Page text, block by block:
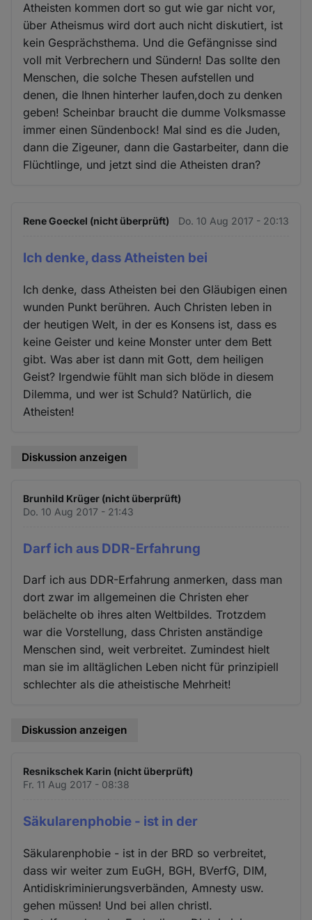
Atheisten kommen dort so gut wie gar nicht vor,
über Atheismus wird dort auch nicht diskutiert, ist
kein Gesprächsthema. Und die Gefängnisse sind
voll mit Verbrechern und Sündern! Das sollte den
Menschen, die solche Thesen aufstellen und
denen, die Ihnen hinterher laufen,doch zu denken
geben! Scheinbar braucht die dumme Volksmasse
immer einen Sündenbock! Mal sind es die Juden,
dann die Zigeuner, dann die Gastarbeiter, dann die
Flüchtlinge, und jetzt sind die Atheisten dran?
Rene Goeckel (nicht überprüft) Do. 10 Aug 2017 - 20:13
Ich denke, dass Atheisten bei
Ich denke, dass Atheisten bei den Gläubigen einen
wunden Punkt berühren. Auch Christen leben in
der heutigen Welt, in der es Konsens ist, dass es
keine Geister und keine Monster unter dem Bett
gibt. Was aber ist dann mit Gott, dem heiligen
Geist? Irgendwie fühlt man sich blöde in diesem
Dilemma, und wer ist Schuld? Natürlich, die
Atheisten!
Diskussion anzeigen
Brunhild Krüger (nicht überprüft)
Do. 10 Aug 2017 - 21:43
Darf ich aus DDR-Erfahrung
Darf ich aus DDR-Erfahrung anmerken, dass man
dort zwar im allgemeinen die Christen eher
belächelte ob ihres alten Weltbildes. Trotzdem
war die Vorstellung, dass Christen anständige
Menschen sind, weit verbreitet. Zumindest hielt
man sie im alltäglichen Leben nicht für prinzipiell
schlechter als die atheistische Mehrheit!
Diskussion anzeigen
Resnikschek Karin (nicht überprüft)
Fr. 11 Aug 2017 - 08:38
Säkularenphobie - ist in der
Säkularenphobie - ist in der BRD so verbreitet,
dass wir weiter zum EuGH, BGH, BVerfG, DIM,
Antidiskriminierungsverbänden, Amnesty usw.
gehen müssen! Und bei allen christl.